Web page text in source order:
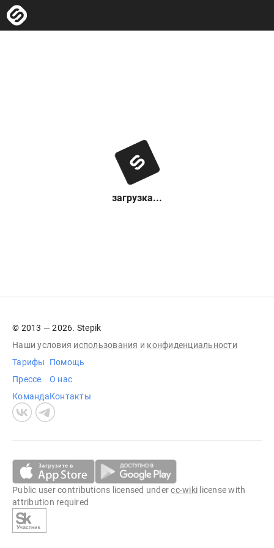
загрузка...
© 2013 — 2026. Stepik
Наши условия использования и конфиденциальности
Тарифы
Прессе
Команда
Помощь
О нас
Контакты
Public user contributions licensed undercc-wiki license with
attribution required